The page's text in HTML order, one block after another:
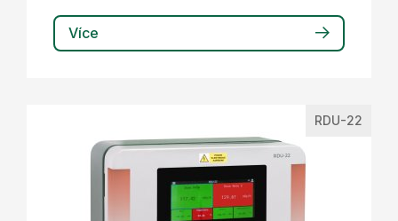
Více
RDU-22